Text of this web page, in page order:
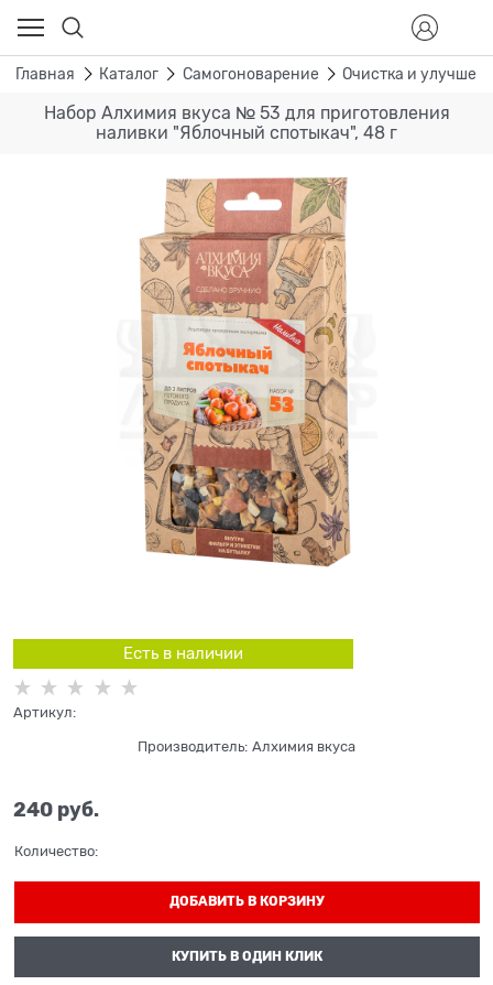
Главная Каталог Самогоноварение Очистка и
Набор Алхимия вкуса № 53 для приготовления
наливки "Яблочный спотыкач", 48 г
Есть в наличии
Артикул:
Производитель: Алхимия вкуса
240 руб.
Количество:
ДОБАВИТЬ В КОРЗИНУ
КУПИТЬ В ОДИН КЛИК